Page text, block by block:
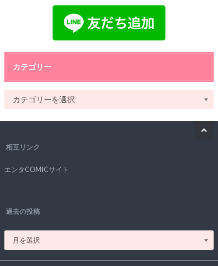
カテゴリー
相互リンク
エンタCOMICサイト
過去の投稿